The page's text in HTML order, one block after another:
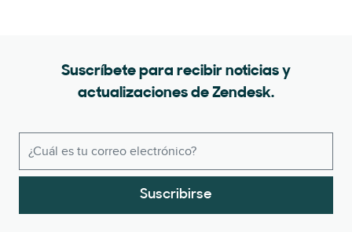
Suscríbete para recibir noticias y
actualizaciones de Zendesk.
Suscribirse